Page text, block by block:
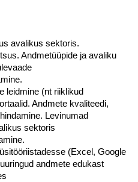
avalikus sektoris.
Andmetüüpide ja avaliku
leidmine (nt riiklikud
Andmete kvaliteedi,
Levinumad
sektoris
(Excel, Google
andmete edukast